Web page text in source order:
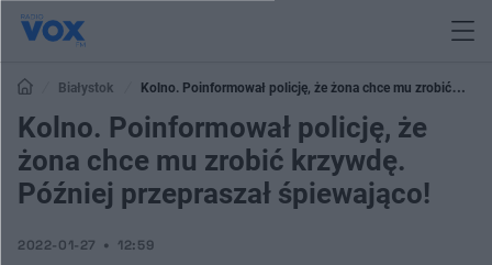
Białystok
Kolno. Poinformował policję, że żona chce mu zrobić
krzywdę. Później przepraszał śpiewająco!
Kolno. Poinformował policję, że
żona chce mu zrobić krzywdę.
Później przepraszał śpiewająco!
2022-01-27 12:59